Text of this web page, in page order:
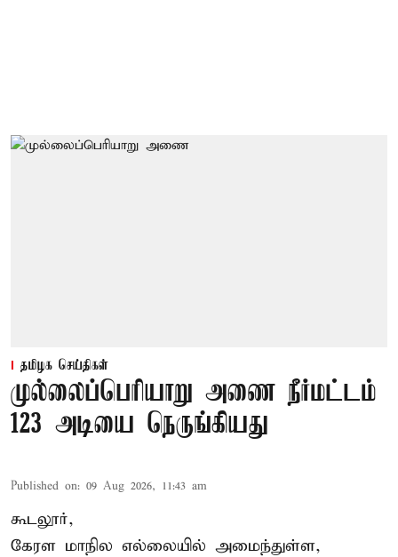
தமிழக செய்திகள்
முல்லைப்பெரியாறு அணை நீர்மட்டம்
123 அடியை நெருங்கியது
Published on: 09 Aug 2026, 11:43 am
கூடலூர்,
கேரள மாநில எல்லையில் அமைந்துள்ள,